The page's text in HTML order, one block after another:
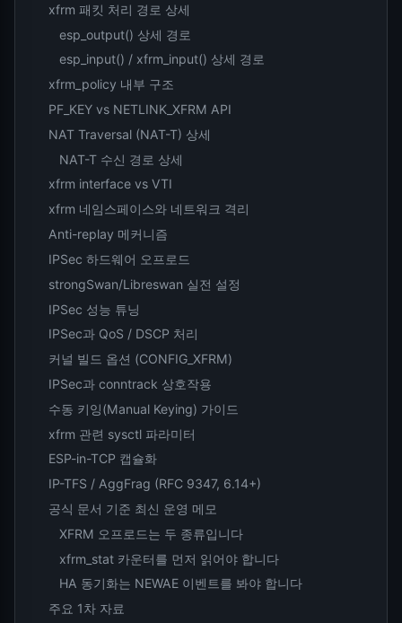
xfrm 패킷 처리 경로 상세
esp_output() 상세 경로
esp_input() / xfrm_input() 상세 경로
xfrm_policy 내부 구조
PF_KEY vs NETLINK_XFRM API
NAT Traversal (NAT-T) 상세
NAT-T 수신 경로 상세
xfrm interface vs VTI
xfrm 네임스페이스와 네트워크 격리
Anti-replay 메커니즘
IPSec 하드웨어 오프로드
strongSwan/Libreswan 실전 설정
IPSec 성능 튜닝
IPSec과 QoS / DSCP 처리
커널 빌드 옵션 (CONFIG_XFRM)
IPSec과 conntrack 상호작용
수동 키잉(Manual Keying) 가이드
xfrm 관련 sysctl 파라미터
ESP-in-TCP 캡슐화
IP-TFS / AggFrag (RFC 9347, 6.14+)
공식 문서 기준 최신 운영 메모
XFRM 오프로드는 두 종류입니다
xfrm_stat 카운터를 먼저 읽어야 합니다
HA 동기화는 NEWAE 이벤트를 봐야 합니다
주요 1차 자료